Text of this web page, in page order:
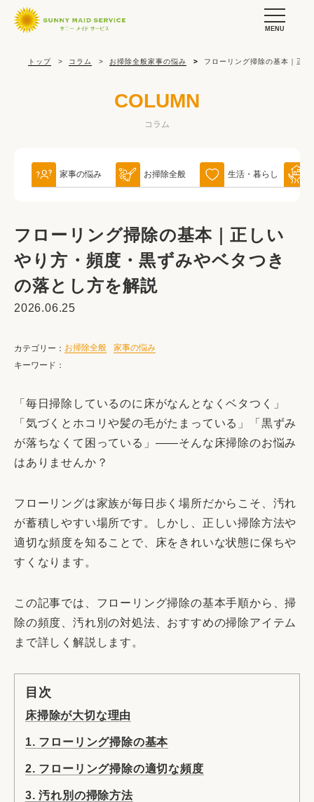
MENU
トップ コラム お掃除全般家事の悩み フローリング掃除の基本｜正
COLUMN
コラム
家事の悩み お掃除全般 生活・暮らし
フローリング掃除の基本｜正しい
やり方・頻度・黒ずみやベタつき
の落とし方を解説
2026.06.25
カテゴリー： お掃除全般
家事の悩み
キーワード：
「毎日掃除しているのに床がなんとなくベタつく」
「気づくとホコリや髪の毛がたまっている」「黒ずみ
が落ちなくて困っている」――そんな床掃除のお悩み
はありませんか？
フローリングは家族が毎日歩く場所だからこそ、汚れ
が蓄積しやすい場所です。しかし、正しい掃除方法や
適切な頻度を知ることで、床をきれいな状態に保ちや
すくなります。
この記事では、フローリング掃除の基本手順から、掃
除の頻度、汚れ別の対処法、おすすめの掃除アイテム
まで詳しく解説します。
目次
床掃除が大切な理由
1. フローリング掃除の基本
2. フローリング掃除の適切な頻度
3. 汚れ別の掃除方法